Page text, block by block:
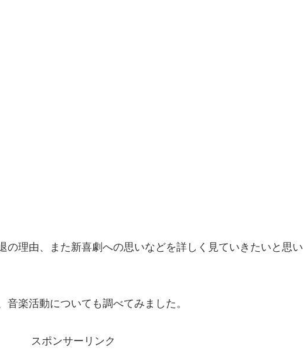
の理由、また新喜劇への思いなどを詳しく見ていきたいと思い
音楽活動についても調べてみました。
スポンサーリンク